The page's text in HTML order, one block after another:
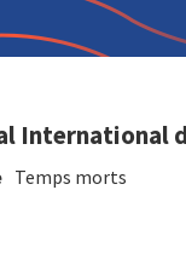
International
Temps morts